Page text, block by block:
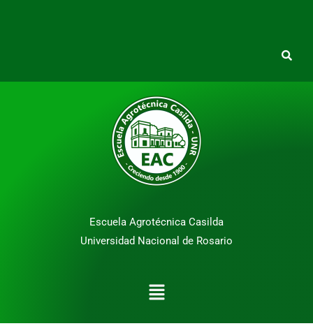
Escuela Agrotécnica Casilda
Universidad Nacional de Rosario